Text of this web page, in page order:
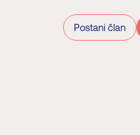
Postani član